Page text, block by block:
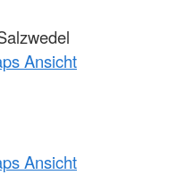
Ansicht
Ansicht